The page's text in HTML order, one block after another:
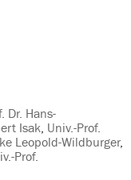
Dr. Hans-
Isak, Univ.-Prof.
Leopold-Wildburger,
Prof.